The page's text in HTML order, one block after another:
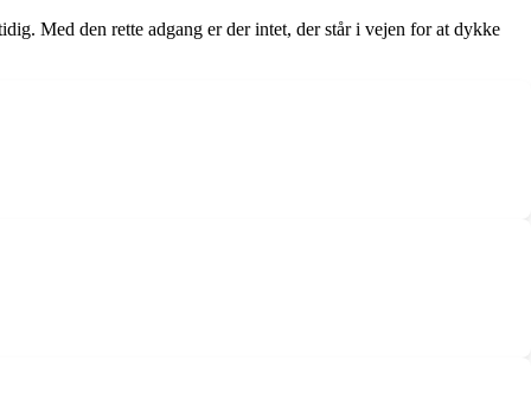
Med den rette adgang er der intet, der står i vejen for at dykke